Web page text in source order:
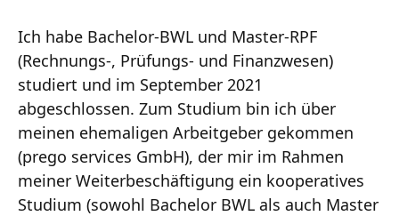
Ich habe Bachelor-BWL und Master-RPF
(Rechnungs-, Prüfungs- und Finanzwesen)
studiert und im September 2021
abgeschlossen. Zum Studium bin ich über
meinen ehemaligen Arbeitgeber gekommen
(prego services GmbH), der mir im Rahmen
meiner Weiterbeschäftigung ein kooperatives
Studium (sowohl Bachelor BWL als auch Master